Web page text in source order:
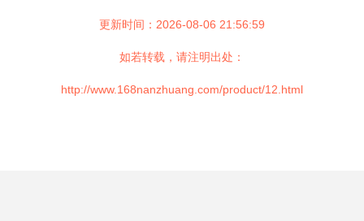
更新时间：2026-08-06 21:56:59
如若转载，请注明出处：
http://www.168nanzhuang.com/product/12.html